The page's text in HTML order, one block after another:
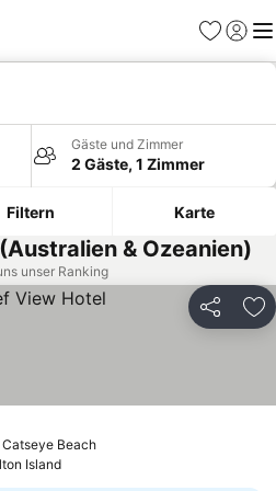
Favoriten
Gäste und Zimmer
2 Gäste, 1 Zimmer
Filtern Karte
& Ozeanien)
unser Ranking
Teilen
Catseye Beach
Island